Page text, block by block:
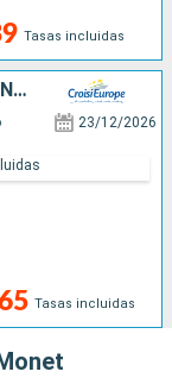
Tasas incluidas
NOËL DANS LA VALLÉE DU RHIN ROMANTIQUE
23/12/2026
Tasas incluidas